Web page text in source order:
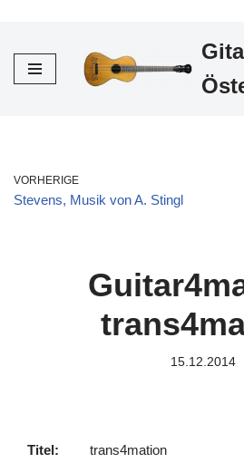
Inhalt
VORHERIGE
Stevens, Musik von A. Stingl
15.12.2014
Titel:
trans4mation